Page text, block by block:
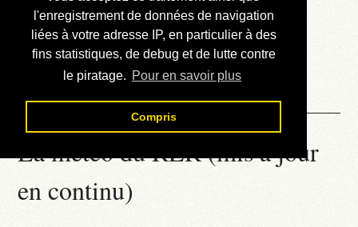
l'enregistrement de données de navigation
liées à votre adresse IP, en particulier à des
fins statistiques, de debug et de lutte contre
le piratage. Pour en savoir plus
Compris
Liens externes
Téléchargement
Contact
La météo du RER (mis à jour
en continu)